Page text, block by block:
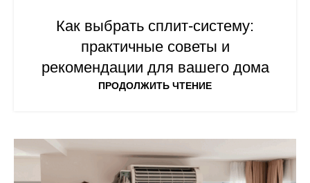
Как выбрать сплит-систему:
практичные советы и
рекомендации для вашего дома
ПРОДОЛЖИТЬ ЧТЕНИЕ